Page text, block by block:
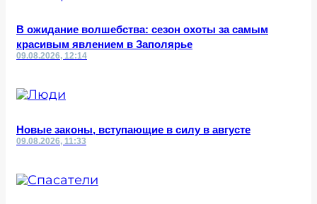
В ожидание волшебства: сезон охоты за самым
красивым явлением в Заполярье
09.08.2026, 12:14
Новые законы, вступающие в силу в августе
09.08.2026, 11:33